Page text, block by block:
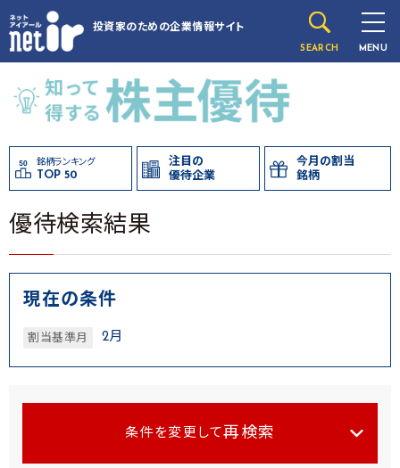
投資家のための企業情報サイト
SEARCH MENU
銘柄ランキング
TOP 50
注目の
優待企業
今月の割当
銘柄
優待検索結果
現在の条件
割当基準月 2月
条件を変更して 再検索